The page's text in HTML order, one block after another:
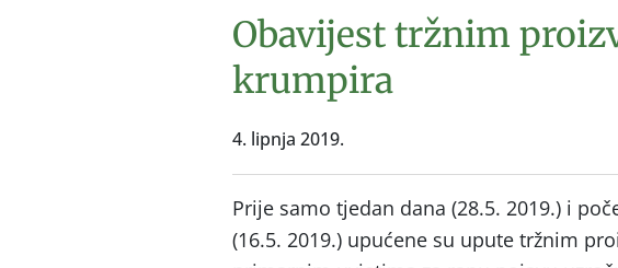
Obavijest tržnim
krumpira
4. lipnja 2019.
Prije samo tjedan dana (28.5. 2019.) i
(16.5. 2019.) upućene su upute tržnim